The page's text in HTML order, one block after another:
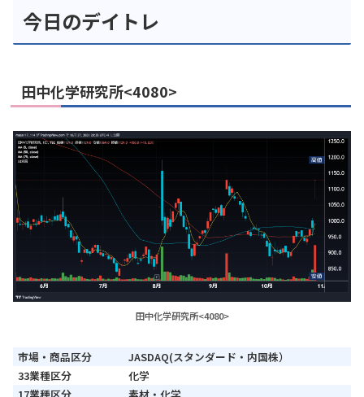
今日のデイトレ
田中化学研究所<4080>
田中化学研究所<4080>
市場・商品区分
JASDAQ(スタンダード・内国株）
33業種区分
化学